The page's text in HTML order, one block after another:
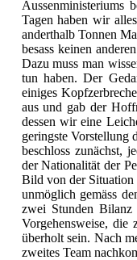
Tagen haben wir
anderthalb Tonnen
besass keinen
Dazu muss man
tun haben. Der
einiges
aus und gab der
dessen wir eine
geringste Vorstellung
beschloss zunächst,
der Nationalität der
Bild von der Situation
unmöglich gemäss
zwei Stunden Bilanz
Vorgehensweise, die
überholt sein. Nach
zweites Team